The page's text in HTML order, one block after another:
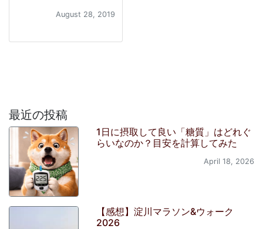
August 28, 2019
最近の投稿
1日に摂取して良い「糖質」はどれぐ
らいなのか？目安を計算してみた
April 18, 2026
【感想】淀川マラソン&ウォーク
2026